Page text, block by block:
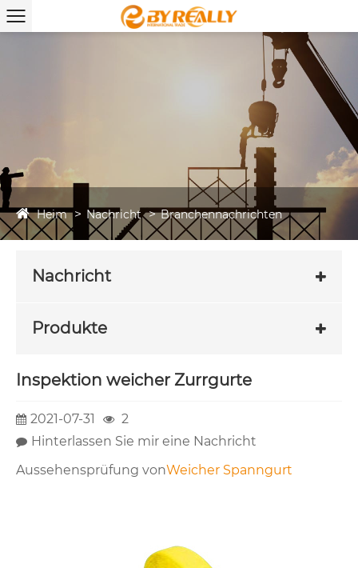
Heim Nachricht Branchennachrichten
Nachricht
Produkte
Inspektion weicher Zurrgurte
2021-07-31
2
Hinterlassen Sie mir eine Nachricht
Aussehensprüfung vonWeicher Spanngurt